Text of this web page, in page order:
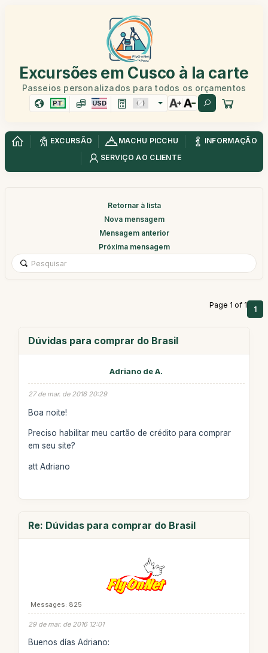
Excursões em Cusco à la carte
Passeios personalizados para todos os orçamentos
PT USD
EXCURSÃO MACHU PICCHU
INFORMAÇÃO
SERVIÇO AO CLIENTE
Retornar à lista
Nova mensagem
Mensagem anterior
Próxima mensagem
Page 1 of 1 1
Dúvidas para comprar do Brasil
Adriano de A.
27 de mar. de 2016 20:29
Boa noite!
Preciso habilitar meu cartão de crédito para comprar
em seu site?
att Adriano
Re: Dúvidas para comprar do Brasil
Messages: 825
29 de mar. de 2016 12:01
Buenos días Adriano: